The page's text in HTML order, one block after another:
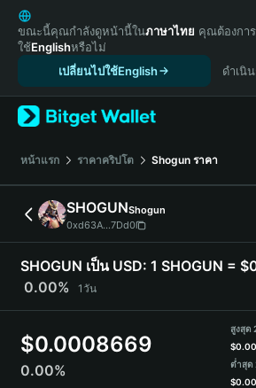
English
日本語
Tiếng Việt
Español (Latinoamérica)
Türkçe
Français
Deutsch
简体中文
繁體中文
Português (Portugal)
Bahasa Indonesia
ภาษาไทย
हिन्दी
Español
Português (Brasil)
ขณะนี้คุณกำลังดูหน้านี้ในภาษาไทย คุณต้องกา
ใช้Englishหรือไม่
เปลี่ยนไปใช้English
ดำเนิ
หน้าแรก ราคาคริปโต Shogun ราคา
SHOGUNShogun
0xd63A...7Dd0
SHOGUN เป็น USD: 1 SHOGUN =
0.00%
1วัน
$0.0008669
0.00%
สูงสุด
$0.00
ต่ำสุด
$0.00